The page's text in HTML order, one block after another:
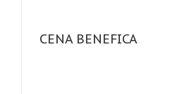
CENA BENEFICA